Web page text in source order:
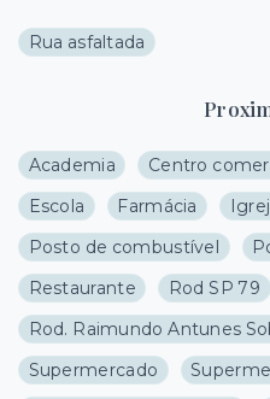
Rua asfaltada
Academia Centro
Escola
Farmácia
Posto de combustível
Restaurante
Rod SP 79
Rod. Raimundo Antunes
Supermercado